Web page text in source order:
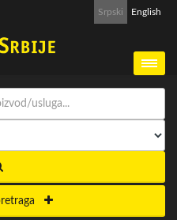
Srpski English